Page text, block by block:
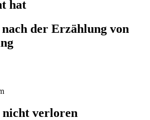
hat
der Erzählung von
nicht verloren